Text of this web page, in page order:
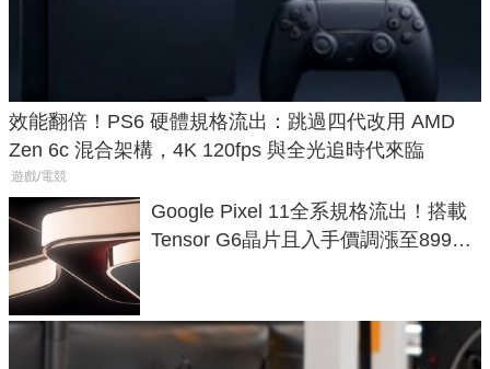
效能翻倍！PS6 硬體規格流出：跳過四代改用 AMD
Zen 6c 混合架構，4K 120fps 與全光追時代來臨
遊戲/電競
Google Pixel 11全系規格流出！搭載
Tensor G6晶片且入手價調漲至899美